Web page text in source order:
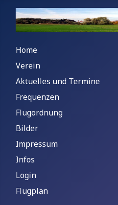
Home
Verein
Aktuelles und Termine
Frequenzen
Flugordnung
Bilder
Impressum
Infos
Login
Flugplan